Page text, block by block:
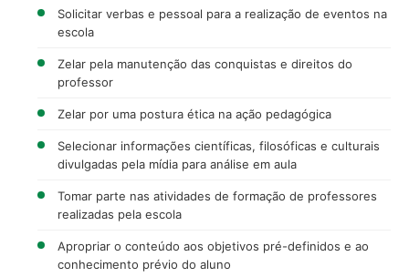
Solicitar verbas e pessoal para a realização de eventos na
escola
Zelar pela manutenção das conquistas e direitos do
professor
Zelar por uma postura ética na ação pedagógica
Selecionar informações científicas, filosóficas e culturais
divulgadas pela mídia para análise em aula
Tomar parte nas atividades de formação de professores
realizadas pela escola
Apropriar o conteúdo aos objetivos pré-definidos e ao
conhecimento prévio do aluno